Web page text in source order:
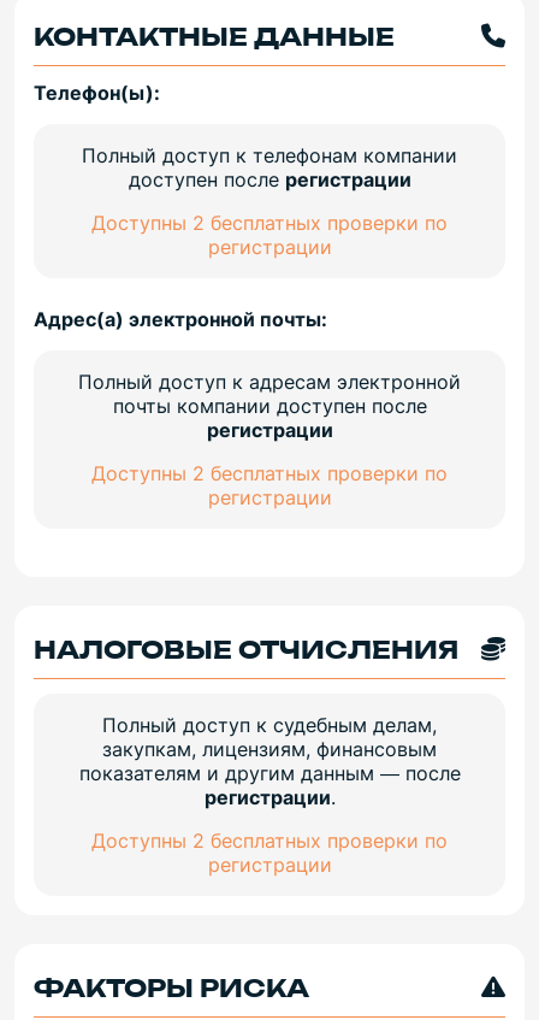
КОНТАКТНЫЕ ДАННЫЕ
Телефон(ы):
Полный доступ к телефонам компании
доступен после регистрации
Доступны 2 бесплатных проверки по
регистрации
Адрес(а) электронной почты:
Полный доступ к адресам электронной
почты компании доступен после
регистрации
Доступны 2 бесплатных проверки по
регистрации
НАЛОГОВЫЕ ОТЧИСЛЕНИЯ
Полный доступ к судебным делам,
закупкам, лицензиям, финансовым
показателям и другим данным — после
регистрации.
Доступны 2 бесплатных проверки по
регистрации
ФАКТОРЫ РИСКА